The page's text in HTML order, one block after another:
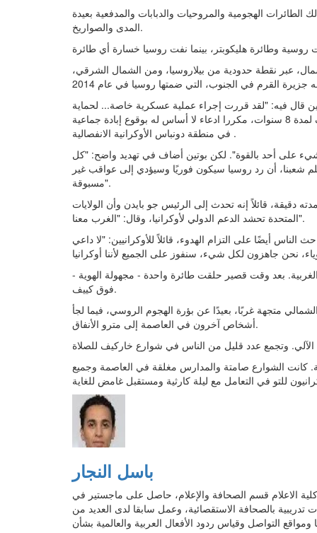
الهجومية والمروحيات والدبابات والمدفعية بعيدة
المدى والصواريخ.
عبر نقطة حدودية من بيلاروسيا، ومن الشمال الشرقي،
قال فيه: "لقد قررت إجراء عملية عسكرية خاصة... لحماية
الأشخاص الذين تعرضوا للانتهاكات والإبادة الجماعية من قبل نظام كييف لمدة 8 سنوات، مكررا ادعاء لا أساس له بوقوع إبادة جماعية
في منطقة دونباس الأوكرانية الانفصالية .
شيء على أحد بالقوة". لكن بوتين أضاف في تهديد واضح: "كل
شعبنا، أن رد روسيا سيكون فوريًا وسيؤدي إلى عواقب غير
مسبوقة".
دقيقة، قائلاً إنه تحدث إلى الرئيس جو بايدن وأن الولايات
المتحدة تحشد الدعم الدولي لأوكرانيا، وقال: "الغرب معنا".
الناس أيضًا على التزام الهدوء، قائلاً للأوكرانيين: "لا داعي
بعد وقت قصير حلقت طائرة واحدة - مجهولة الهوية -
فوق كييف.
متجهة غربًا، بعيدًا عن بؤرة الهجوم الروسي، فيما لجأ
أشخاص آخرون في العاصمة إلى مترو الأنفاق.
الشوارع صامتة والمدارس مغلقة في العاصمة وجميع
باسل النجار
قسم الصحافة والإعلام، حاصل على ماجستير في
تدريبية بالصحافة الاستقصائية، وعمل سابقا لدى العديد من
التواصل وقياس ردود الأفعال العربية والعالمية بشأن